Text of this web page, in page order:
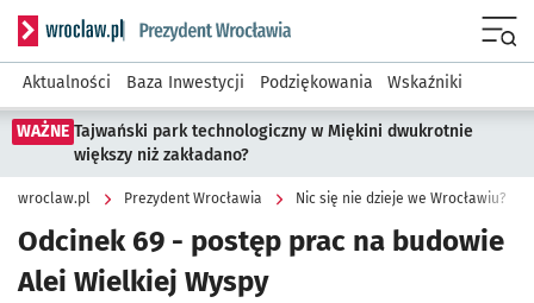
Serwis informacyjny wroclaw.pl podserwis: Prezydent
Aktualności Baza Inwestycji Podziękowania Wskaźniki
WAŻNE Tajwański park technologiczny w Miękini dwukrotnie
większy niż zakładano?
wroclaw.pl Prezydent Wrocławia Nic się nie dzieje we Wrocławiu?
Odcinek 69 - postęp prac na budowie
Alei Wielkiej Wyspy